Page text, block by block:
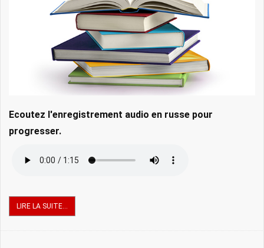
Ecoutez l'enregistrement audio en russe pour
progresser.
LIRE LA SUITE...